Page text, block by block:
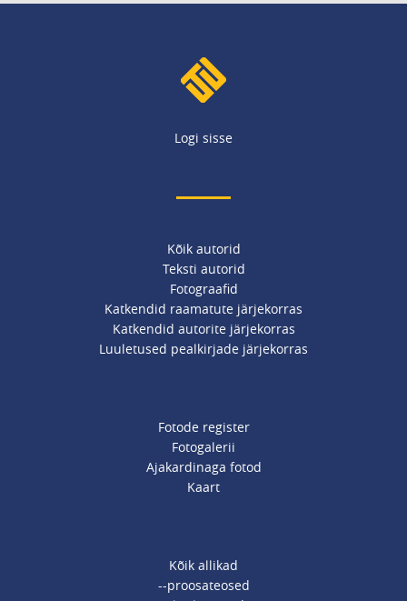
Logi sisse
Kõik autorid
Teksti autorid
Fotograafid
Katkendid raamatute järjekorras
Katkendid autorite järjekorras
Luuletused pealkirjade järjekorras
Fotode register
Fotogalerii
Ajakardinaga fotod
Kaart
Kõik allikad
--proosateosed